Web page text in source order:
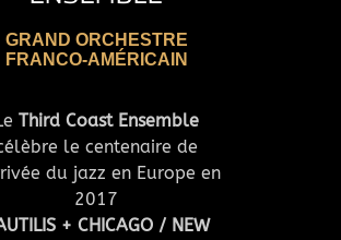
GRAND ORCHESTRE
FRANCO-AMÉRICAIN
Third Coast Ensemble
le centenaire de
du jazz en Europe en
2017
+ CHICAGO / NEW